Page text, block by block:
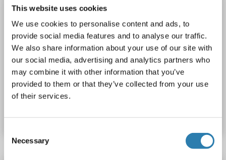
This website uses cookies
We use cookies to personalise content and ads, to
provide social media features and to analyse our traffic.
We also share information about your use of our site with
our social media, advertising and analytics partners who
may combine it with other information that you’ve
provided to them or that they’ve collected from your use
of their services.
Selection
Necessary
ELISA
Produktnummer ABIN6970484